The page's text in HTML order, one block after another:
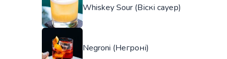
Whiskey Sour (Віскі сауер)
Negroni (Негроні)